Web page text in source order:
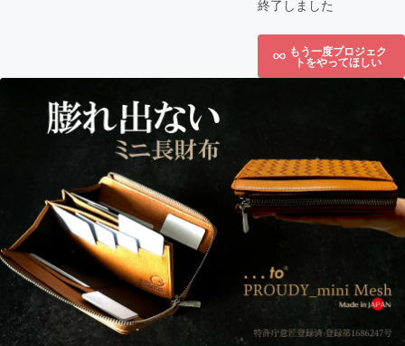
終了しました
もう一度プロジェク
トをやってほしい